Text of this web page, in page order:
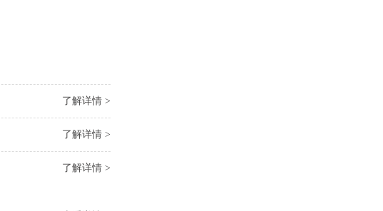
了解详情 >
了解详情 >
了解详情 >